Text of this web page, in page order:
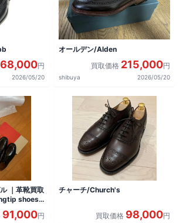
円
2026/05/20
オールデン/Alden
買取価格 215,000円
shibuya 2026/05/20
｜革靴買取
shoes]
91,000円
チャーチ/Church's
買取価格 98,000円